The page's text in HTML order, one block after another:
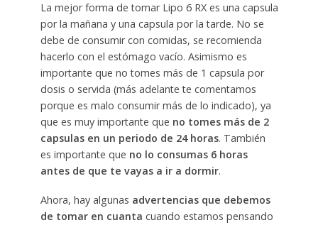
La mejor forma de tomar Lipo 6 RX es una capsula
por la mañana y una capsula por la tarde. No se
debe de consumir con comidas, se recomienda
hacerlo con el estómago vacío. Asimismo es
importante que no tomes más de 1 capsula por
dosis o servida (más adelante te comentamos
porque es malo consumir más de lo indicado), ya
que es muy importante que no tomes más de 2
capsulas en un periodo de 24 horas. También
es importante que no lo consumas 6 horas
antes de que te vayas a ir a dormir.
Ahora, hay algunas advertencias que debemos
de tomar en cuanta cuando estamos pensando